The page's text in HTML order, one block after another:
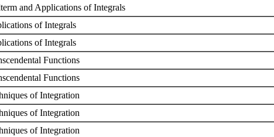
and Applications of Integrals
of Integrals
of Integrals
Functions
Functions
of Integration
of Integration
of Integration